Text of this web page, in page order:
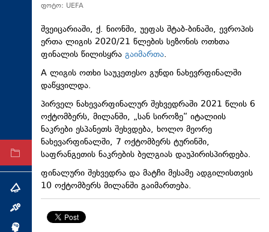
სამართალი
თავდაცვა
რეგიონი
სპორტი
ტექნოლოგიები
ტაბლოიდი
არქივი
თემა
ფოტო: UEFA
შვეიცარიაში, ქ. ნიონში, უეფას შტაბ-ბინაში, ევროპის
ერთა ლიგის 2020/21 წლების სეზონის ოთხთა
ფინალის წილისყრა გაიმართა.
A ლიგის ოთხი საუკეთესო გუნდი ნახევრფინალში
დაწყვილდა.
პირველ ნახევარფინალურ შეხვედრაში 2021 წლის 6
ოქტომბერს, მილანში, „სან სიროზე“ იტალიის
ნაკრები ესპანეთს შეხვდება, ხოლო მეორე
ნახევარფინალში, 7 ოქტომბერს ტურინში,
საფრანგეთის ნაკრების ბელგიას დაუპირისპირდება.
ფინალური შეხვედრა და მატჩი მესამე ადგილისთვის
10 ოქტომბერს მილანში გაიმართება.